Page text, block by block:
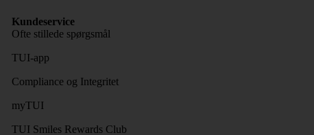
Kundeservice
Ofte stillede spørgsmål
TUI-app
Compliance og Integritet
myTUI
TUI Smiles Rewards Club